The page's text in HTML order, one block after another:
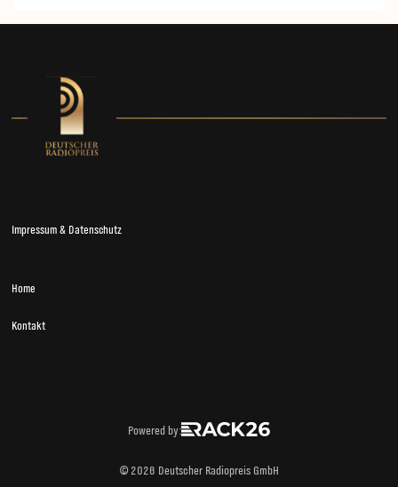
Impressum & Datenschutz
Home
Kontakt
Powered by:
© 2026 Deutscher Radiopreis GmbH